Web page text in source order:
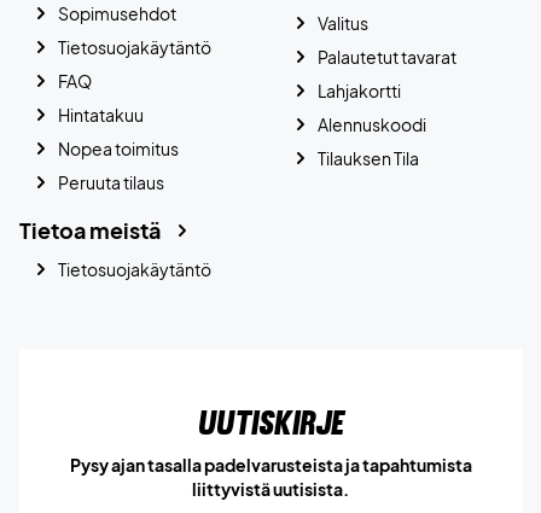
Sopimusehdot
Tietosuojakäytäntö
FAQ
Hintatakuu
Nopea toimitus
Peruuta tilaus
Valitus
Palautetut tavarat
Lahjakortti
Alennuskoodi
Tilauksen Tila
Tietoa meistä
Tietosuojakäytäntö
Uutiskirje
Pysy ajan tasalla padelvarusteista ja tapahtumista
liittyvistä uutisista.